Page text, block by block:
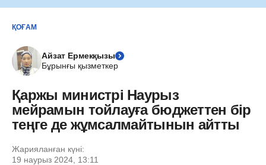
ҚОҒАМ
Айзат Ермекқызы
Бұрынғы қызметкер
Қаржы министрі Наурыз
мейрамын тойлауға бюджеттен бір
теңге де жұмсалмайтынын айтты
Жарияланған күні:
19 наурыз 2024, 13:11